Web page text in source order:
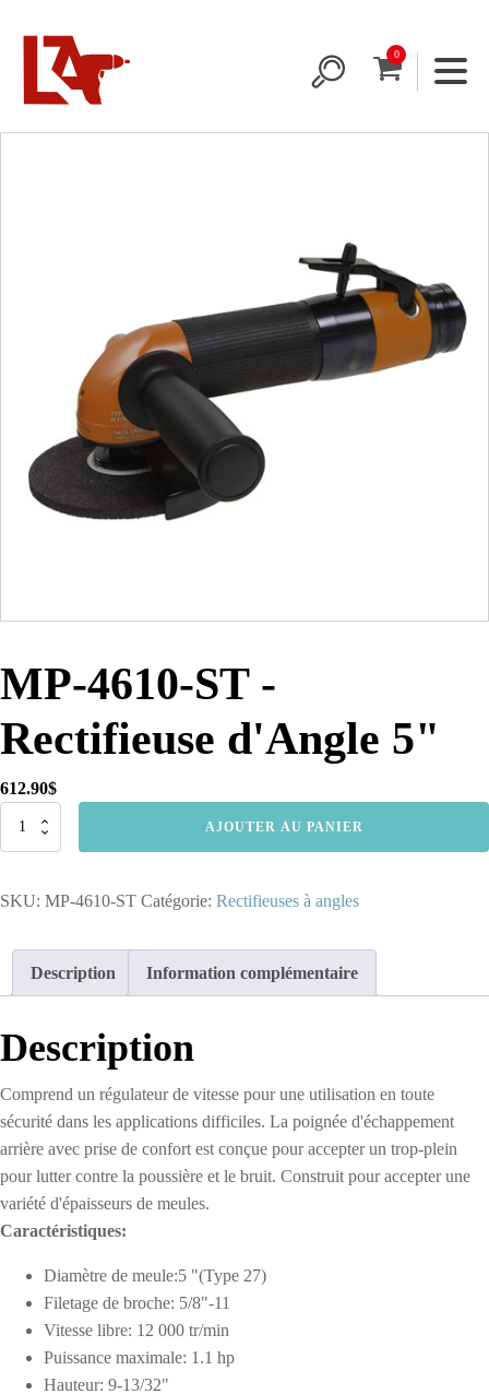
MP-4610-ST -
Rectifieuse d'Angle 5"
612.90$
quantité
ST
d'Angle
AJOUTER AU PANIER
SKU: MP-4610-ST Catégorie: Rectifieuses à angles
Description Information complémentaire
Description
Comprend un régulateur de vitesse pour une utilisation en toute
sécurité dans les applications difficiles. La poignée d'échappement
arrière avec prise de confort est conçue pour accepter un trop-plein
pour lutter contre la poussière et le bruit. Construit pour accepter une
variété d'épaisseurs de meules.
Caractéristiques:
Diamètre de meule:5 "(Type 27)
Filetage de broche: 5/8"-11
Vitesse libre: 12 000 tr/min
Puissance maximale: 1.1 hp
Hauteur: 9-13/32"